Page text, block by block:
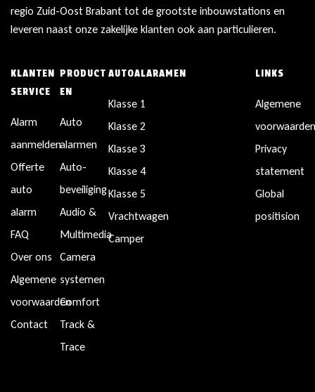
regio Zuid-Oost Brabant tot de grootste inbouwstations en
leveren naast onze zakelijke klanten ook aan particulieren.
KLANTEN
SERVICE
Alarm
aanmelden
Offerte
auto
alarm
FAQ
Over ons
Algemene
voorwaarden
Contact
PRODUCT
EN
Auto
alarmen
Auto-
beveiliging
Audio &
Multimedia
Camera
systemen
Comfort
Track &
Trace
AUTOALARAMEN
Klasse 1
Klasse 2
Klasse 3
Klasse 4
Klasse 5
Vrachtwagen
Camper
LINKS
Algemene
Privacy
statement
Global
positision